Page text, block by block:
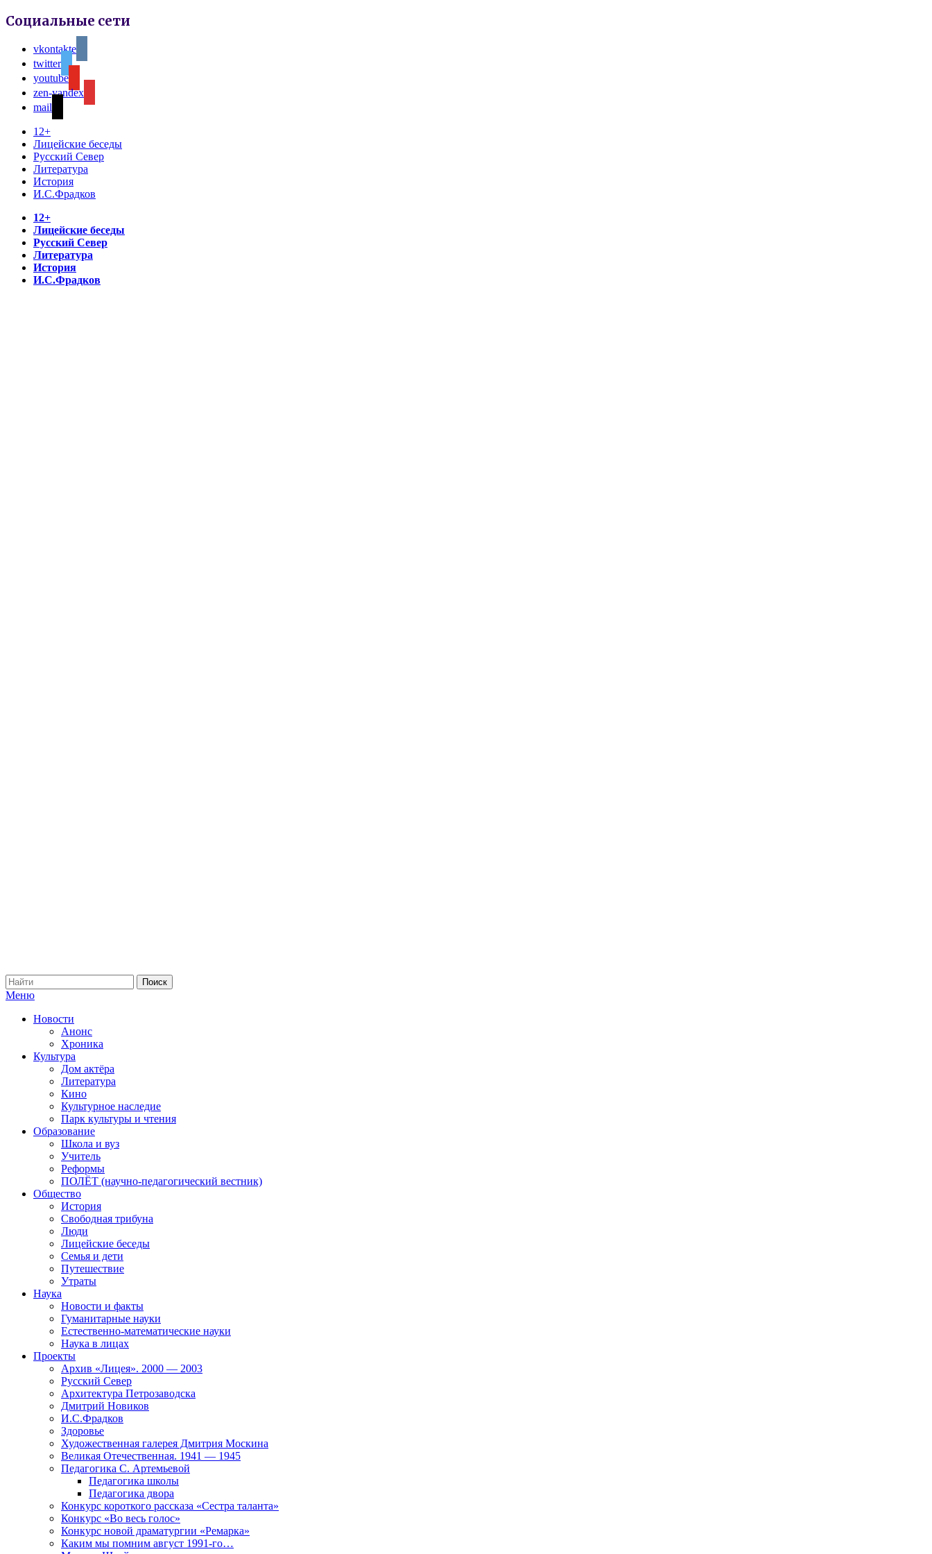
Социальные сети
vkontakte
twitter
youtube
zen-yandex
mail
12+
Лицейские беседы
Русский Север
Литература
История
И.С.Фрадков
12+
Лицейские беседы
Русский Север
Литература
История
И.С.Фрадков
Меню
Новости
Анонс
Хроника
Культура
Дом актёра
Литература
Кино
Культурное наследие
Парк культуры и чтения
Образование
Школа и вуз
Учитель
Реформы
ПОЛЁТ (научно-педагогический вестник)
Общество
История
Свободная трибуна
Люди
Лицейские беседы
Семья и дети
Путешествие
Утраты
Наука
Новости и факты
Гуманитарные науки
Естественно-математические науки
Наука в лицах
Проекты
Архив «Лицея». 2000 — 2003
Русский Север
Архитектура Петрозаводска
Дмитрий Новиков
И.С.Фрадков
Здоровье
Художественная галерея Дмитрия Москина
Великая Отечественная. 1941 — 1945
Педагогика С. Артемьевой
Педагогика школы
Педагогика двора
Конкурс короткого рассказа «Сестра таланта»
Конкурс «Во весь голос»
Конкурс новой драматургии «Ремарка»
Каким мы помним август 1991-го…